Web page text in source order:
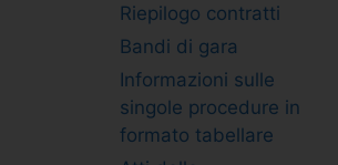
Riepilogo contratti
Bandi di gara
Informazioni sulle
singole procedure in
formato tabellare